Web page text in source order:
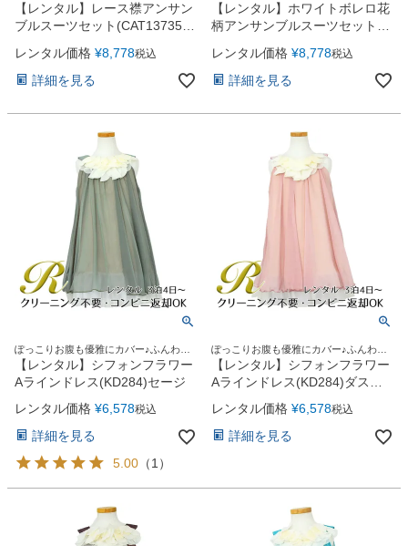
【レンタル】レース襟アンサン
ブルスーツセット(CAT137350)
レンタル価格 ¥8,778税込
詳細を見る
【レンタル】ホワイトボレロ花
柄アンサンブルスーツセット
(AST337901)ネイビー
レンタル価格 ¥8,778税込
詳細を見る
ぽっこりお腹も優雅にカバー♪ふんわり
優しいシフォンドレス
【レンタル】シフォンフラワー
Aラインドレス(KD284)セージ
レンタル価格 ¥6,578税込
詳細を見る
5.00 （1）
ぽっこりお腹も優雅にカバー♪ふんわり
優しいシフォンドレス
【レンタル】シフォンフラワー
Aラインドレス(KD284)ダステ
ィローズ
レンタル価格 ¥6,578税込
詳細を見る